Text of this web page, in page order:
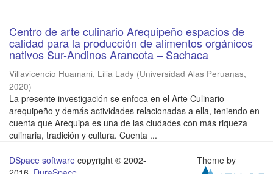
Centro de arte culinario Arequipeño espacios de
calidad para la producción de alimentos orgánicos
nativos Sur-Andinos Arancota – Sachaca
Villavicencio Huamani, Lilia Lady (Universidad Alas Peruanas,
2020)
La presente investigación se enfoca en el Arte Culinario
arequipeño y demás actividades relacionadas a ella, teniendo en
cuenta que Arequipa es una de las ciudades con más riqueza
culinaria, tradición y cultura. Cuenta ...
DSpace software copyright © 2002-
Theme by